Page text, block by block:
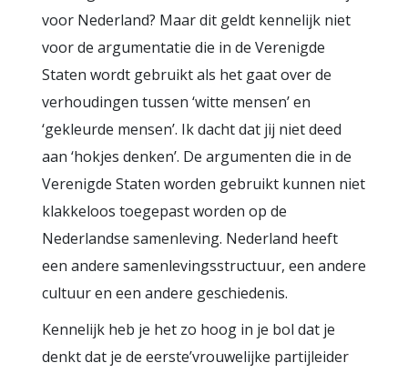
voor Nederland? Maar dit geldt kennelijk niet
voor de argumentatie die in de Verenigde
Staten wordt gebruikt als het gaat over de
verhoudingen tussen ‘witte mensen’ en
‘gekleurde mensen’. Ik dacht dat jij niet deed
aan ‘hokjes denken’. De argumenten die in de
Verenigde Staten worden gebruikt kunnen niet
klakkeloos toegepast worden op de
Nederlandse samenleving. Nederland heeft
een andere samenlevingsstructuur, een andere
cultuur en een andere geschiedenis.
Kennelijk heb je het zo hoog in je bol dat je
denkt dat je de eerste’vrouwelijke partijleider